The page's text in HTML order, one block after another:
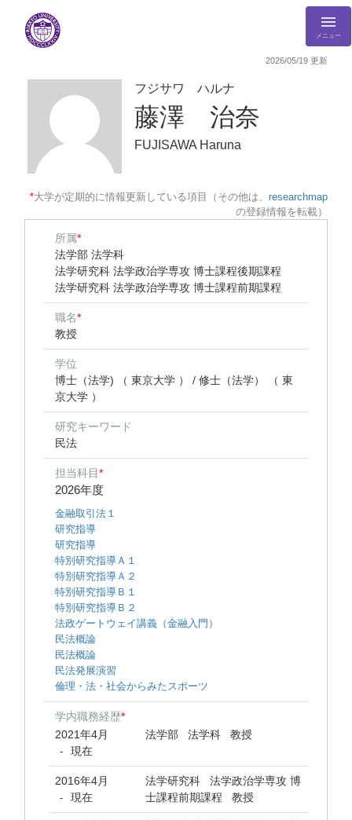
メニュー
2026/05/19 更新
フジサワ ハルナ
藤澤 治奈
FUJISAWA Haruna
*大学が定期的に情報更新している項目（その他は、 researchmap
の登録情報を転載）
所属*
法学部 法学科
法学研究科 法学政治学専攻 博士課程後期課程
法学研究科 法学政治学専攻 博士課程前期課程
職名*
教授
学位
博士（法学) （ 東京大学 ） / 修士（法学） （ 東
京大学 ）
研究キーワード
民法
担当科目*
2026年度
金融取引法１
研究指導
研究指導
特別研究指導Ａ１
特別研究指導Ａ２
特別研究指導Ｂ１
特別研究指導Ｂ２
法政ゲートウェイ講義（金融入門）
民法概論
民法概論
民法発展演習
倫理・法・社会からみたスポーツ
学内職務経歴*
2021年4月
- 現在
法学部 法学科 教授
2016年4月
- 現在
法学研究科 法学政治学専攻 博
士課程前期課程 教授